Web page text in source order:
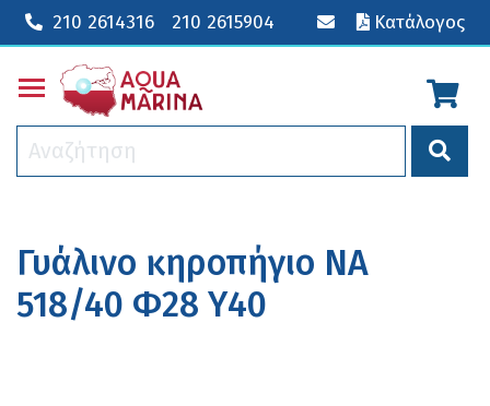
210 2614316 210 2615904 Κατάλογος
Toggle main menu visibility
Γυάλινο κηροπήγιο NA
518/40 Φ28 Υ40